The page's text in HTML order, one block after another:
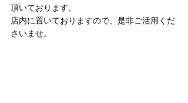
頂いております。
店内に置いておりますので、是非ご活用くだ
さいませ。